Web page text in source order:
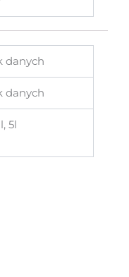
danych
danych
5l